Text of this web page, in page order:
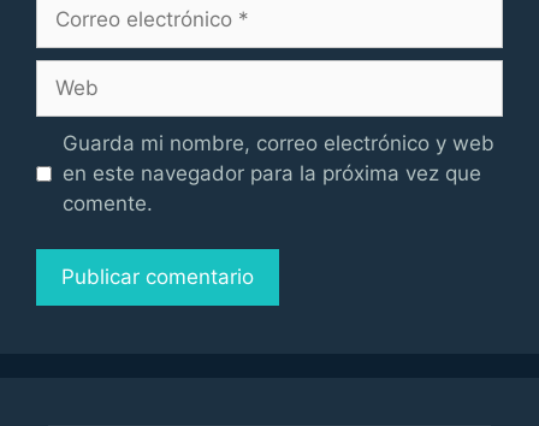
electrónico
Guarda mi nombre, correo electrónico y web
en este navegador para la próxima vez que
comente.